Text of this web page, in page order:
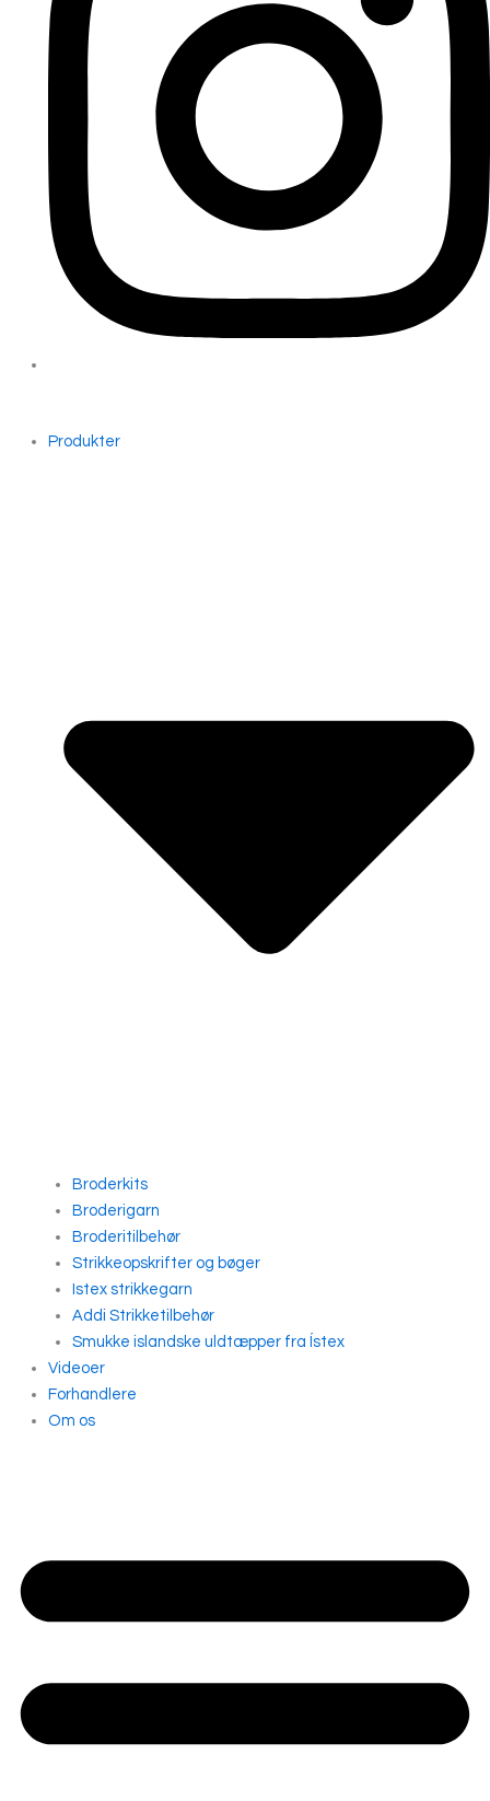
Produkter
Broderkits
Broderigarn
Broderitilbehør
Strikkeopskrifter og bøger
Istex strikkegarn
Addi Strikketilbehør
Smukke islandske uldtæpper fra Ístex
Videoer
Forhandlere
Om os